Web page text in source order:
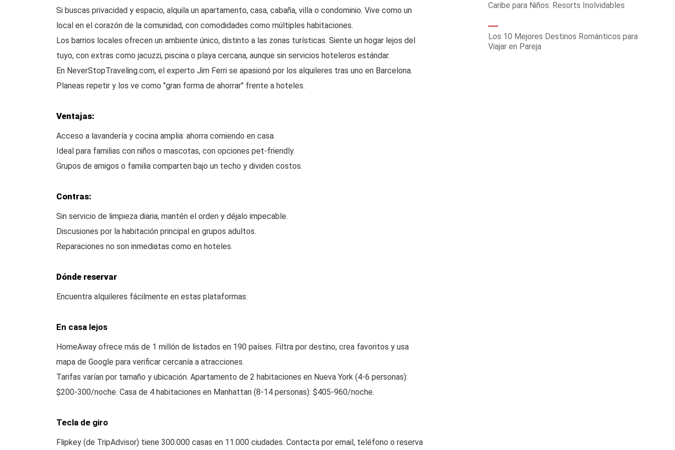
Si buscas privacidad y espacio, alquila un apartamento, casa, cabaña, villa o condominio. Vive como un
local en el corazón de la comunidad, con comodidades como múltiples habitaciones.
Los barrios locales ofrecen un ambiente único, distinto a las zonas turísticas. Siente un hogar lejos del
tuyo, con extras como jacuzzi, piscina o playa cercana, aunque sin servicios hoteleros estándar.
En NeverStopTraveling.com, el experto Jim Ferri se apasionó por los alquileres tras uno en Barcelona.
Planeas repetir y los ve como "gran forma de ahorrar" frente a hoteles.
Ventajas:
Acceso a lavandería y cocina amplia: ahorra comiendo en casa.
Ideal para familias con niños o mascotas, con opciones pet-friendly.
Grupos de amigos o familia comparten bajo un techo y dividen costos.
Contras:
Sin servicio de limpieza diaria; mantén el orden y déjalo impecable.
Discusiones por la habitación principal en grupos adultos.
Reparaciones no son inmediatas como en hoteles.
Dónde reservar
Encuentra alquileres fácilmente en estas plataformas:
En casa lejos
HomeAway ofrece más de 1 millón de listados en 190 países. Filtra por destino, crea favoritos y usa
mapa de Google para verificar cercanía a atracciones.
Tarifas varían por tamaño y ubicación. Apartamento de 2 habitaciones en Nueva York (4-6 personas):
$200-300/noche. Casa de 4 habitaciones en Manhattan (8-14 personas): $405-960/noche.
Tecla de giro
Flipkey (de TripAdvisor) tiene 300.000 casas en 11.000 ciudades. Contacta por email, teléfono o reserva
Caribe para Niños: Resorts Inolvidables
Los 10 Mejores Destinos Románticos para
Viajar en Pareja